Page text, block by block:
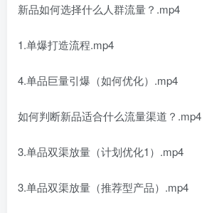
新品如何选择什么人群流量？.mp4
1.单爆打造流程.mp4
4.单品巨量引爆（如何优化）.mp4
如何判断新品适合什么流量渠道？.mp4
3.单品双渠放量（计划优化1）.mp4
3.单品双渠放量（推荐型产品）.mp4